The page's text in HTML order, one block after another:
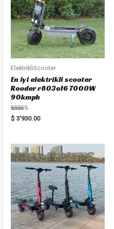
ElektrikliScooter
En iyi elektrikli scooter
Rooder r803o16 7000W
90kmph
Rated
5.00
$ 3'930.00